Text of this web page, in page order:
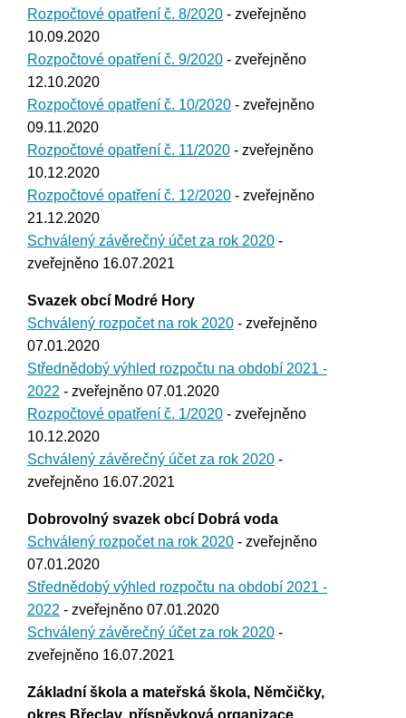
Rozpočtové opatření č. 8/2020 - zveřejněno
10.09.2020
Rozpočtové opatření č. 9/2020 - zveřejněno
12.10.2020
Rozpočtové opatření č. 10/2020 - zveřejněno
09.11.2020
Rozpočtové opatření č. 11/2020 - zveřejněno
10.12.2020
Rozpočtové opatření č. 12/2020 - zveřejněno
21.12.2020
Schválený závěrečný účet za rok 2020 -
zveřejněno 16.07.2021
Svazek obcí Modré Hory
Schválený rozpočet na rok 2020 - zveřejněno
07.01.2020
Střednědobý výhled rozpočtu na období 2021 -
2022 - zveřejněno 07.01.2020
Rozpočtové opatření č. 1/2020 - zveřejněno
10.12.2020
Schválený závěrečný účet za rok 2020 -
zveřejněno 16.07.2021
Dobrovolný svazek obcí Dobrá voda
Schválený rozpočet na rok 2020 - zveřejněno
07.01.2020
Střednědobý výhled rozpočtu na období 2021 -
2022 - zveřejněno 07.01.2020
Schválený závěrečný účet za rok 2020 -
zveřejněno 16.07.2021
Základní škola a mateřská škola, Němčičky,
okres Břeclav, příspěvková organizace